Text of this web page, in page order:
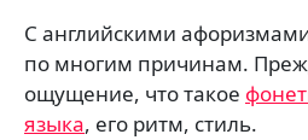
С английскими
по многим причинам.
ощущение, что такое
языка, его ритм, стиль.